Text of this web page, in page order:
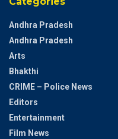
Andhra Pradesh
Andhra Pradesh
Arts
Bhakthi
CRIME – Police News
Editors
Entertainment
Film News